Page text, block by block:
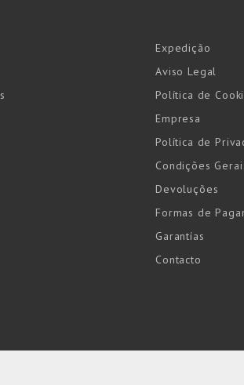
Expedição
Aviso Legal
Política de
Empresa
Política de
Condições
Devoluções
Formas de
Garantías
Contacto